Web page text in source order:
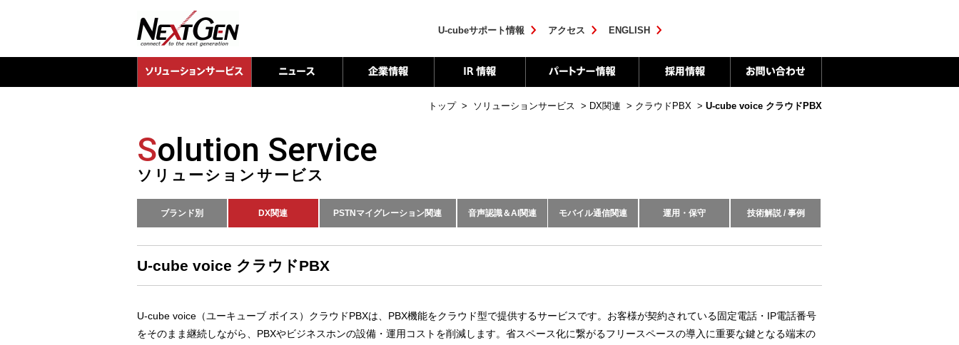
U-cubeサポート情報 アクセス ENGLISH
トップ > ソリューションサービス > DX関連 > クラウドPBX > U-cube voice クラウドPBX
Solution Service
ソリューションサービス
ブランド別 DX関連 PSTNマイグレーション関連 音声認識＆AI関連 モバイル通信関連 運用・保守 技術解説 / 事例
U-cube voice クラウドPBX
U-cube voice（ユーキューブ ボイス）クラウドPBXは、PBX機能をクラウド型で提供するサービスです。お客様が契約されている固定電話・IP電話番号
をそのまま継続しながら、PBXやビジネスホンの設備・運用コストを削減します。省スペース化に繋がるフリースペースの導入に重要な鍵となる端末の